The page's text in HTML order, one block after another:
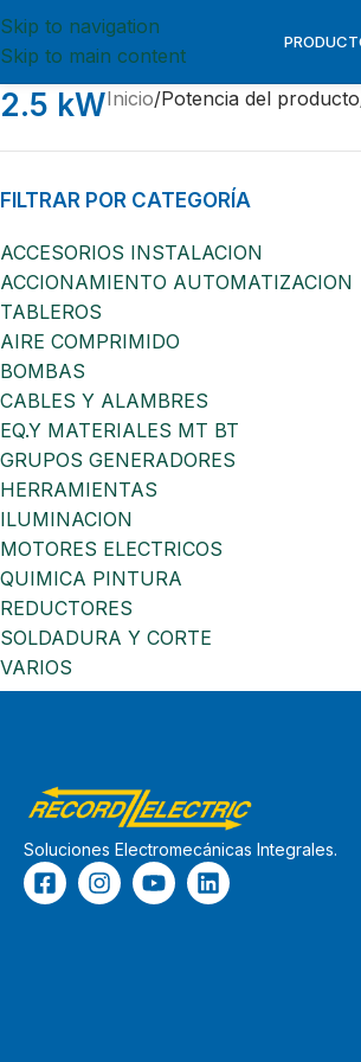
Skip to navigation
Skip to main content
2.5 kWInicio Potencia del producto
FILTRAR POR CATEGORÍA
ACCESORIOS INSTALACION
ACCIONAMIENTO AUTOMATIZACION
TABLEROS
AIRE COMPRIMIDO
BOMBAS
CABLES Y ALAMBRES
EQ.Y MATERIALES MT BT
GRUPOS GENERADORES
HERRAMIENTAS
ILUMINACION
MOTORES ELECTRICOS
QUIMICA PINTURA
REDUCTORES
SOLDADURA Y CORTE
VARIOS
Soluciones Electromecánicas Integrales.